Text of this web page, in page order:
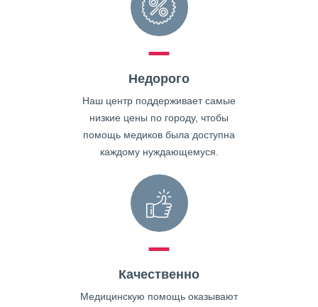
Недорого
Наш центр поддерживает самые
низкие цены по городу, чтобы
помощь медиков была доступна
каждому нуждающемуся.
Качественно
Медицинскую помощь оказывают